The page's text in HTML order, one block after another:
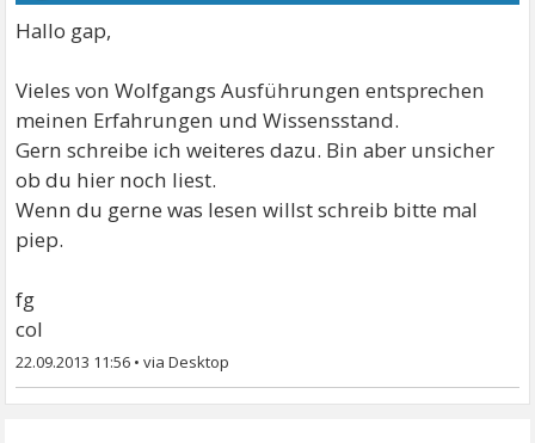
Hallo gap,
Vieles von Wolfgangs Ausführungen entsprechen
meinen Erfahrungen und Wissensstand.
Gern schreibe ich weiteres dazu. Bin aber unsicher
ob du hier noch liest.
Wenn du gerne was lesen willst schreib bitte mal
piep.
fg
col
22.09.2013 11:56 •